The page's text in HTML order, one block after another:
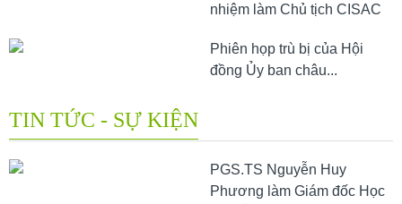
nhiệm làm Chủ tịch CISAC
Phiên họp trù bị của Hội
đồng Ủy ban châu...
TIN TỨC - SỰ KIỆN
PGS.TS Nguyễn Huy
Phương làm Giám đốc Học